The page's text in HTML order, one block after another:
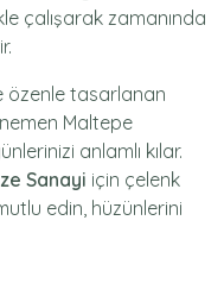
çalışarak zamanında
özenle tasarlanan
Maltepe
anlamlı kılar.
Sanayi için çelenk
edin, hüzünlerini